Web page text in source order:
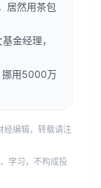
居然用茶包
金经理，
挪用5000万
经编辑，转载请注
学习，不构成投